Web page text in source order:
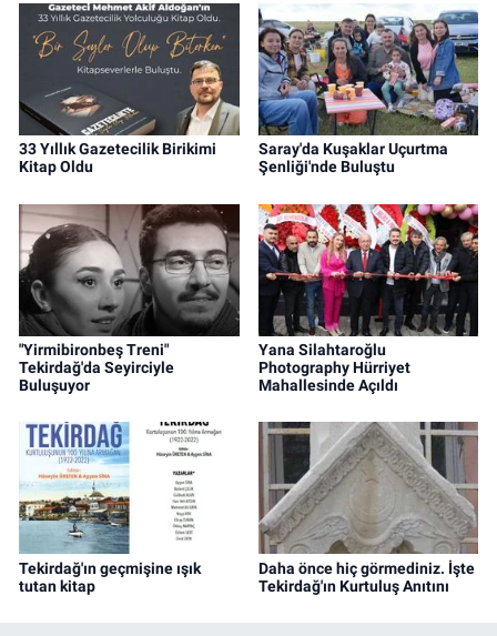
33 Yıllık Gazetecilik Birikimi
Kitap Oldu
Saray'da Kuşaklar Uçurtma
Şenliği'nde Buluştu
"Yirmibironbeş Treni"
Tekirdağ'da Seyirciyle
Buluşuyor
Yana Silahtaroğlu
Photography Hürriyet
Mahallesinde Açıldı
Tekirdağ'ın geçmişine ışık
tutan kitap
Daha önce hiç görmediniz. İşte
Tekirdağ'ın Kurtuluş Anıtını